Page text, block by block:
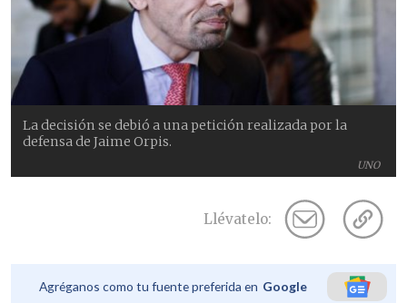
UNO
La decisión se debió a una petición realizada por la
defensa de Jaime Orpis.
Llévatelo:
Agréganos como tu fuente preferida en Google